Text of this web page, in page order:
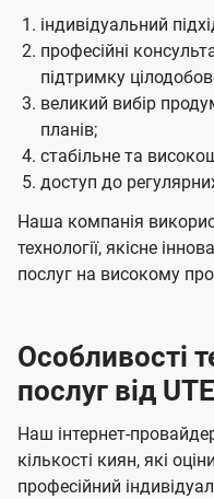
індивідуальний
професійні
підтримку
великий вибір
планів;
стабільне та
доступ до
Наша компанія
технології, якісне
послуг на високому
Особливості
послуг від
Наш інтернет-
кількості киян, які
професійний